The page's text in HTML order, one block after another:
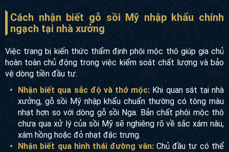
Cách nhận biết gỗ sồi Mỹ nhập khẩu chính
ngạch tại nhà xưởng
Việc trang bị kiến thức thẩm định phôi mộc thô giúp gia chủ
hoàn toàn chủ động trong việc kiểm soát chất lượng và bảo
vệ dòng tiền đầu tư.
Nhận biết qua sắc độ và thớ mộc: Khi quan sát tại nhà
xưởng, gỗ sồi Mỹ nhập khẩu chuẩn thường có tông màu
nhạt hơn so với dòng gỗ sồi Nga. Bản chất phôi mộc thô
chưa qua xử lý của sồi Mỹ sẽ nghiêng rõ về sắc xám nâu,
xám hồng hoặc đỏ nhạt đặc trưng.
Nhận biết qua hình thái đường vân:Chủ đầu tư có thể